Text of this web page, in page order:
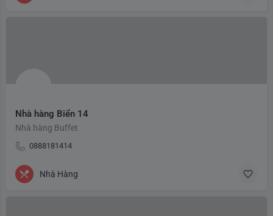
Nhà hàng Biển 14
Nhà hàng Buffet
0888181414
Nhà Hàng